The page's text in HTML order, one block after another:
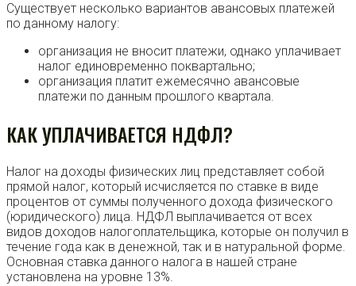
Существует несколько вариантов авансовых платежей
по данному налогу:
организация не вносит платежи, однако уплачивает
налог единовременно поквартально;
организация платит ежемесячно авансовые
платежи по данным прошлого квартала.
КАК УПЛАЧИВАЕТСЯ НДФЛ?
Налог на доходы физических лиц представляет собой
прямой налог, который исчисляется по ставке в виде
процентов от суммы полученного дохода физического
(юридического) лица. НДФЛ выплачивается от всех
видов доходов налогоплательщика, которые он получил в
течение года как в денежной, так и в натуральной форме.
Основная ставка данного налога в нашей стране
установлена на уровне 13%.